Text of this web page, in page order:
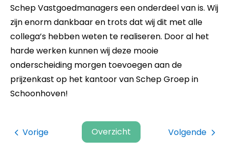
Schep Vastgoedmanagers een onderdeel van is. Wij
zijn enorm dankbaar en trots dat wij dit met alle
collega’s hebben weten te realiseren. Door al het
harde werken kunnen wij deze mooie
onderscheiding morgen toevoegen aan de
prijzenkast op het kantoor van Schep Groep in
Schoonhoven!
Volgende
Overzicht
Vorige